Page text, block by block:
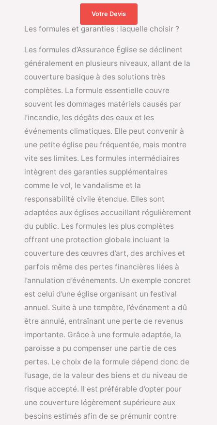
Votre Devis
Les formules et garanties : laquelle choisir ?
Les formules d’Assurance Église se déclinent
généralement en plusieurs niveaux, allant de la
couverture basique à des solutions très
complètes. La formule essentielle couvre
souvent les dommages matériels causés par
l’incendie, les dégâts des eaux et les
événements climatiques. Elle peut convenir à
une petite église peu fréquentée, mais montre
vite ses limites. Les formules intermédiaires
intègrent des garanties supplémentaires
comme le vol, le vandalisme et la
responsabilité civile étendue. Elles sont
adaptées aux églises accueillant régulièrement
du public. Les formules les plus complètes
offrent une protection globale incluant la
couverture des œuvres d’art, des archives et
parfois même des pertes financières liées à
l’annulation d’événements. Un exemple concret
est celui d’une église organisant un festival
annuel. Suite à une tempête, l’événement a dû
être annulé, entraînant une perte de revenus
importante. Grâce à une formule adaptée, la
paroisse a pu compenser une partie de ces
pertes. Le choix de la formule dépend donc de
l’usage, de la valeur des biens et du niveau de
risque accepté. Il est préférable d’opter pour
une couverture légèrement supérieure aux
besoins estimés afin de se prémunir contre